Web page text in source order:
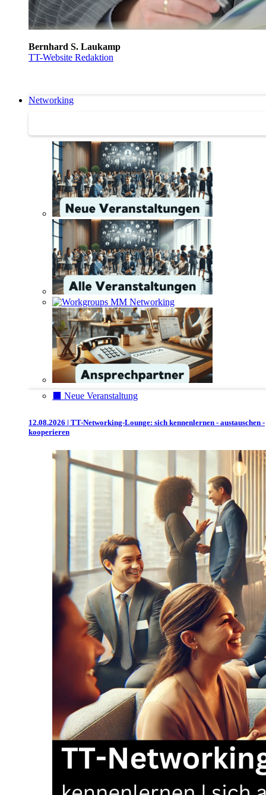
Bernhard S. Laukamp
TT-Website Redaktion
Networking
⬛️ Neue Veranstaltung
12.08.2026 | TT-Networking-Lounge: sich kennenlernen - austauschen -
kooperieren